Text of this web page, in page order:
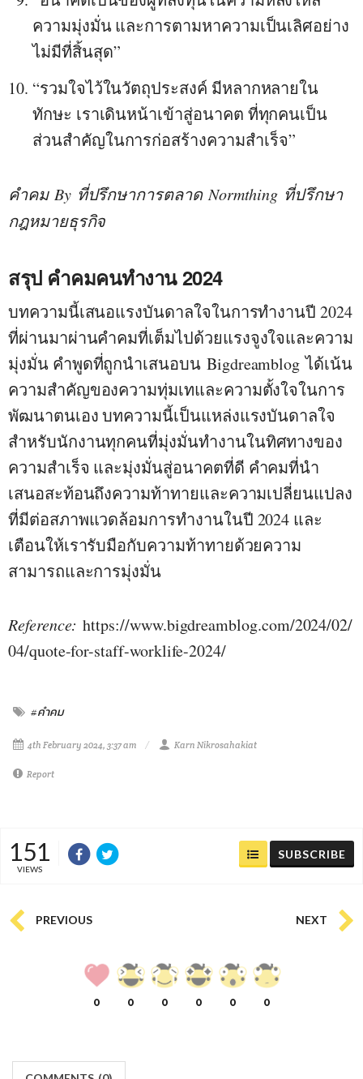
ความมุ่งมั่น และการตามหาความเป็นเลิศอย่าง
ไม่มีที่สิ้นสุด”
“รวมใจไว้ในวัตถุประสงค์ มีหลากหลายใน
ทักษะ เราเดินหน้าเข้าสู่อนาคต ที่ทุกคนเป็น
ส่วนสำคัญในการก่อสร้างความสำเร็จ”
คำคมBy ที่ปรึกษาการตลาดNormthing ที่ปรึกษา
กฎหมายธุรกิจ
สรุป คำคมคนทำงาน 2024
บทความนี้เสนอแรงบันดาลใจในการทำงานปี 2024
ที่ผ่านมาผ่านคำคมที่เต็มไปด้วยแรงจูงใจและความ
มุ่งมั่น คำพูดที่ถูกนำเสนอบนBigdreamblogได้เน้น
ความสำคัญของความทุ่มเทและความตั้งใจในการ
พัฒนาตนเอง บทความนี้เป็นแหล่งแรงบันดาลใจ
สำหรับนักงานทุกคนที่มุ่งมั่นทำงานในทิศทางของ
ความสำเร็จ และมุ่งมั่นสู่อนาคตที่ดี คำคมที่นำ
เสนอสะท้อนถึงความท้าทายและความเปลี่ยนแปลง
ที่มีต่อสภาพแวดล้อมการทำงานในปี 2024 และ
เตือนให้เรารับมือกับความท้าทายด้วยความ
สามารถและการมุ่งมั่น
Reference:https://www.bigdreamblog.com/2024/02/
04/quote-for-staff-worklife-2024/
#คำคม
4th February 2024, 3:37 am Karn Nikrosahakiat
Report
151
VIEWS
SUBSCRIBE
PREVIOUS NEXT
0 0 0 0 0 0